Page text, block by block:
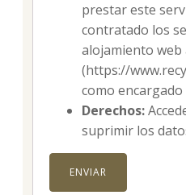
prestar este
contratado los
alojamiento web
(https://
como
Derechos:
suprimir los